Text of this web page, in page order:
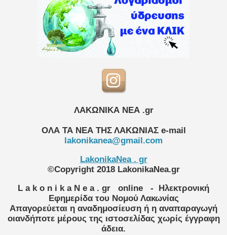
ΛΑΚΩΝΙΚΑ ΝΕΑ .gr
ΟΛΑ ΤΑ ΝΕΑ ΤΗΣ ΛΑΚΩΝΙΑΣ e-mail
lakonikanea@gmail.com
LakonikaNea . gr
©Copyright 2018 LakonikaNea.gr
L a k o n i k a N e a . gr
online
- Ηλεκτρονική
Εφημερίδα του Νομού Λακωνίας
Απαγορεύεται η αναδημοσίευση ή η αναπαραγωγή
οιανδήποτε μέρους της ιστοσελίδας χωρίς έγγραφη
άδεια.